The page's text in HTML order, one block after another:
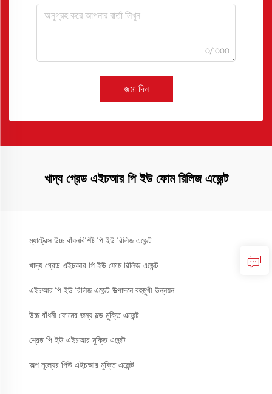
0/1000
জমা দিন
খাদ্য গ্রেড এইচআর পি ইউ ফোম রিলিজ এজেন্ট
ম্যাট্রেস উচ্চ বাঁধনবিশিষ্ট পি ইউ রিলিজ এজেন্ট
খাদ্য গ্রেড এইচআর পি ইউ ফোম রিলিজ এজেন্ট
এইচআর পি ইউ রিলিজ এজেন্ট উত্পাদনে বহুমুখী উন্নয়ন
উচ্চ বাঁধনী ফোমের জন্য মল্ড মুক্তি এজেন্ট
শ্রেষ্ঠ পি ইউ এইচআর মুক্তি এজেন্ট
অল্প মূল্যের পিউ এইচআর মুক্তি এজেন্ট